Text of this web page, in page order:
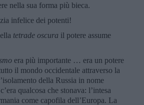
nella sua forma più bieca.
infelice dei potenti!
tetrade oscura il potere assume
era più importante … era un potere
il mondo occidentale attraverso la
della Russia in nome
qualcosa che stonava: l’intesa
come capofila dell’Europa. La